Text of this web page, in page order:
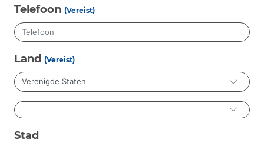
Telefoon (Vereist)
Land (Vereist)
Stad